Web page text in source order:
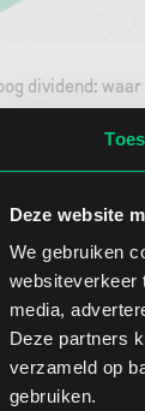
Deze website
We gebruiken
websiteverkeer
media,
Deze partners
verzameld op
gebruiken.
dividend:
van Gasse
dividend
& traden